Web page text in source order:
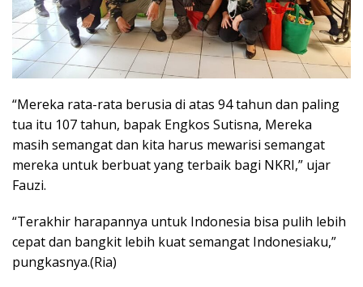
“Mereka rata-rata berusia di atas 94 tahun dan paling
tua itu 107 tahun, bapak Engkos Sutisna, Mereka
masih semangat dan kita harus mewarisi semangat
mereka untuk berbuat yang terbaik bagi NKRI,” ujar
Fauzi.
“Terakhir harapannya untuk Indonesia bisa pulih lebih
cepat dan bangkit lebih kuat semangat Indonesiaku,”
pungkasnya.(Ria)